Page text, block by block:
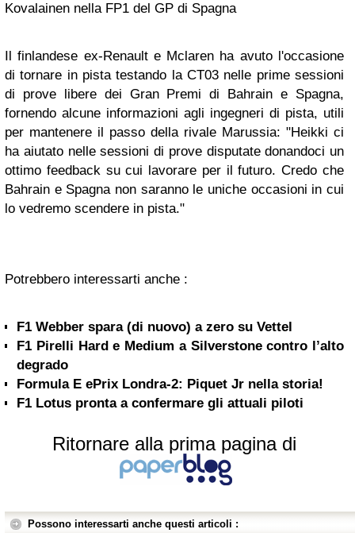
Kovalainen nella FP1 del GP di Spagna
Il finlandese ex-Renault e Mclaren ha avuto l'occasione
di tornare in pista testando la CT03 nelle prime sessioni
di prove libere dei Gran Premi di Bahrain e Spagna,
fornendo alcune informazioni agli ingegneri di pista, utili
per mantenere il passo della rivale Marussia: "Heikki ci
ha aiutato nelle sessioni di prove disputate donandoci un
ottimo feedback su cui lavorare per il futuro. Credo che
Bahrain e Spagna non saranno le uniche occasioni in cui
lo vedremo scendere in pista."
Potrebbero interessarti anche :
F1 Webber spara (di nuovo) a zero su Vettel
F1 Pirelli Hard e Medium a Silverstone contro l’alto
degrado
Formula E ePrix Londra-2: Piquet Jr nella storia!
F1 Lotus pronta a confermare gli attuali piloti
Ritornare alla prima pagina di
Possono interessarti anche questi articoli :